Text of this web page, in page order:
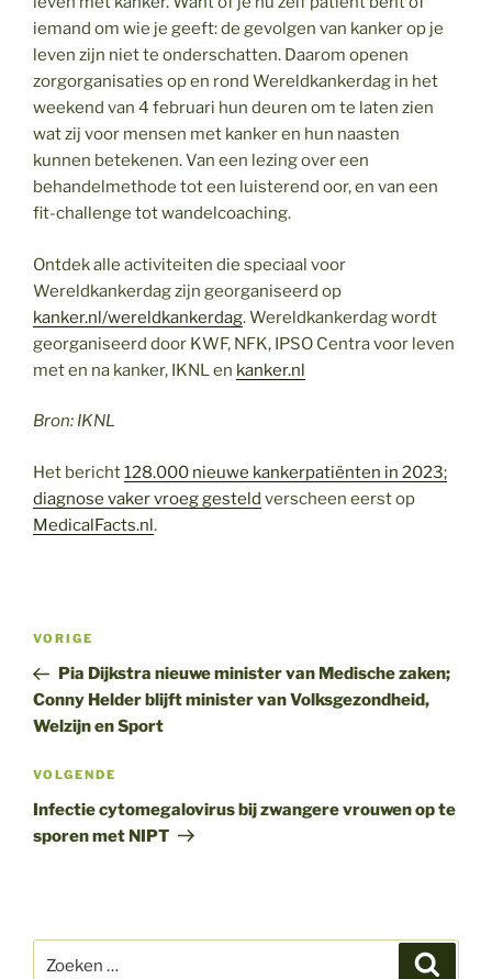
iemand om wie je geeft: de gevolgen van kanker op je
leven zijn niet te onderschatten. Daarom openen
zorgorganisaties op en rond Wereldkankerdag in het
weekend van 4 februari hun deuren om te laten zien
wat zij voor mensen met kanker en hun naasten
kunnen betekenen. Van een lezing over een
behandelmethode tot een luisterend oor, en van een
fit-challenge tot wandelcoaching.
Ontdek alle activiteiten die speciaal voor
Wereldkankerdag zijn georganiseerd op
kanker.nl/wereldkankerdag. Wereldkankerdag wordt
georganiseerd door KWF, NFK, IPSO Centra voor leven
met en na kanker, IKNL en kanker.nl
Bron: IKNL
Het bericht128.000 nieuwe kankerpatiënten in 2023;
diagnose vaker vroeg gesteld verscheen eerst op
MedicalFacts.nl.
Bericht
Vorig
bericht
VORIGE
Pia Dijkstra nieuwe minister van Medische zaken;
Conny Helder blijft minister van Volksgezondheid,
Welzijn en Sport
Volgend
bericht
VOLGENDE
Infectie cytomegalovirus bij zwangere vrouwen op te
sporen met NIPT